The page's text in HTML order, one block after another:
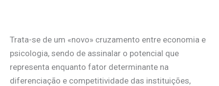
Trata-se de um «novo» cruzamento entre economia e
psicologia, sendo de assinalar o potencial que
representa enquanto fator determinante na
diferenciação e competitividade das instituições,